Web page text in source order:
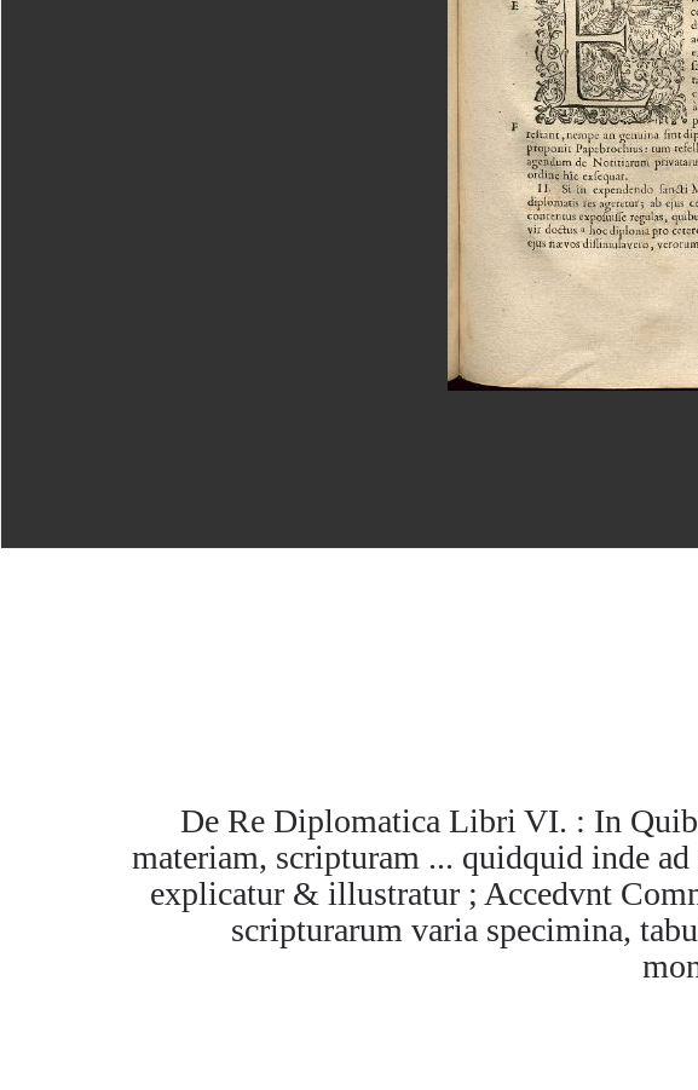
De Re Diplomatica Libri VI. : In
materiam, scripturam ... quidquid inde
explicatur & illustratur ; Accedvnt
scripturarum varia specimina,